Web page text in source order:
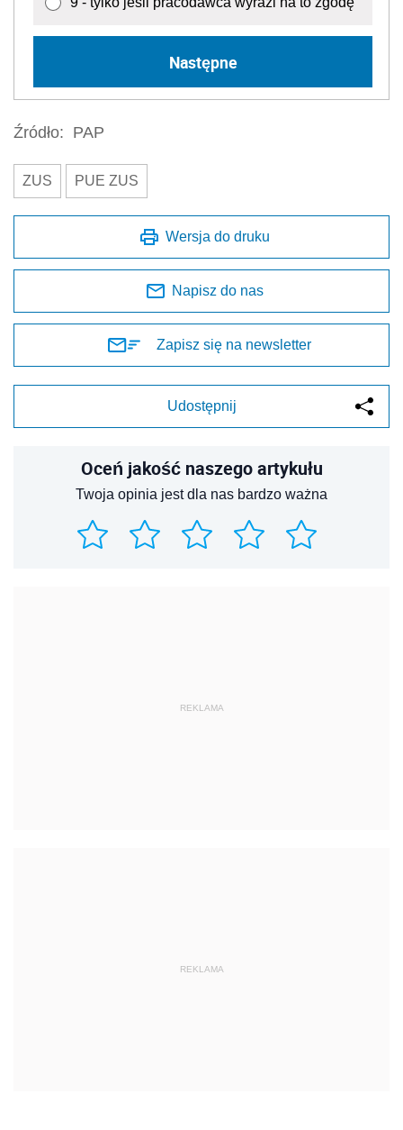
Następne
Źródło: PAP
ZUS PUE ZUS
Wersja do druku
Napisz do nas
Zapisz się na newsletter
Udostępnij
Oceń jakość naszego artykułu
Twoja opinia jest dla nas bardzo ważna
REKLAMA
REKLAMA